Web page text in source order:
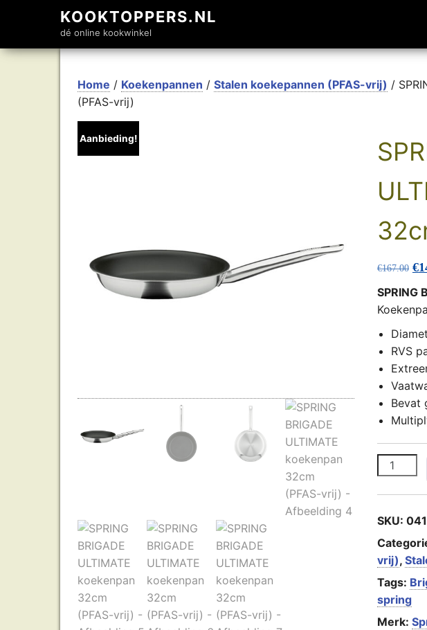
KOOKTOPPERS.NL
dé online kookwinkel
Home / Koekenpannen / Stalen koekepannen (PFAS-vrij) /
(PFAS-vrij)
Aanbieding!
€167.00 €
SPRING
RVS
Bevat
SKU:
vrij),
Tags:
spring
Merk: